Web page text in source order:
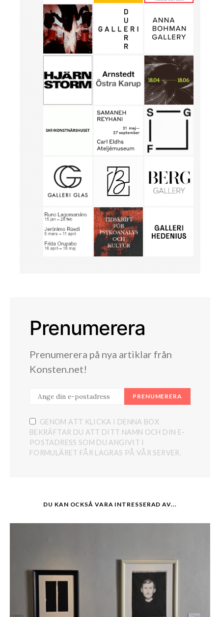
Prenumerera
Prenumerera på nya artiklar från
Konsten.net!
PRENUMERERA
GENOM ATT KLICKA I DENNA BOX
BEKRÄFTAR DU ATT DITT NAMN OCH DIN E-
POSTADRESS SOM DU ANGIVIT I
FORMULÄRET FÅR LAGRAS PÅ VÅR SERVER.
DU KAN OCKSÅ VARA INTRESSERAD AV...